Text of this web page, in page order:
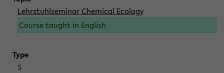
Lehrstuhlseminar Chemical Ecology
Course taught in English
S